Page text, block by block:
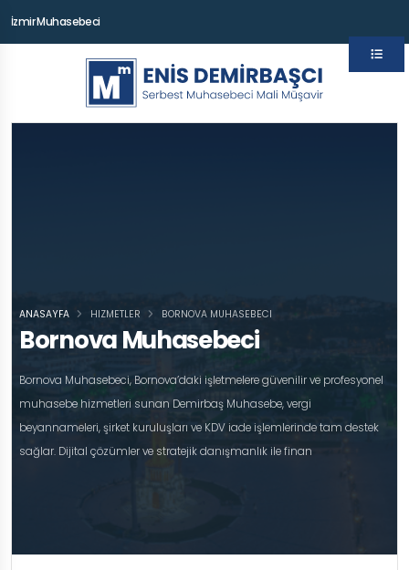
İzmir Muhasebeci
Bornova Muhasebeci
Bornova Muhasebeci, Bornova’daki işletmelere güvenilir ve profesyonel
muhasebe hizmetleri sunan Demirbaş Muhasebe, vergi
beyannameleri, şirket kuruluşları ve KDV iade işlemlerinde tam destek
sağlar. Dijital çözümler ve stratejik danışmanlık ile finan
ANASAYFA HIZMETLER BORNOVA MUHASEBECI